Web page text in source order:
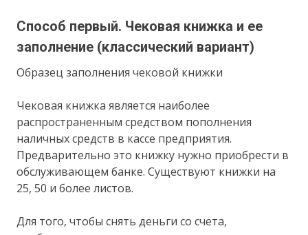
Способ первый. Чековая книжка и ее
заполнение (классический вариант)
Образец заполнения чековой книжки
Чековая книжка является наиболее
распространенным средством пополнения
наличных средств в кассе предприятия.
Предварительно это книжку нужно приобрести в
обслуживающем банке. Существуют книжки на
25, 50 и более листов.
Для того, чтобы снять деньги со счета,